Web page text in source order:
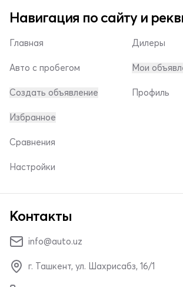
Навигация по сайту и
Главная
Авто с пробегом
Создать объявление
Дилеры
Мои
Профиль
Избранное
Сравнения
Настройки
Контакты
info@auto.uz
г. Ташкент, ул. Шахрисабз, 16/1